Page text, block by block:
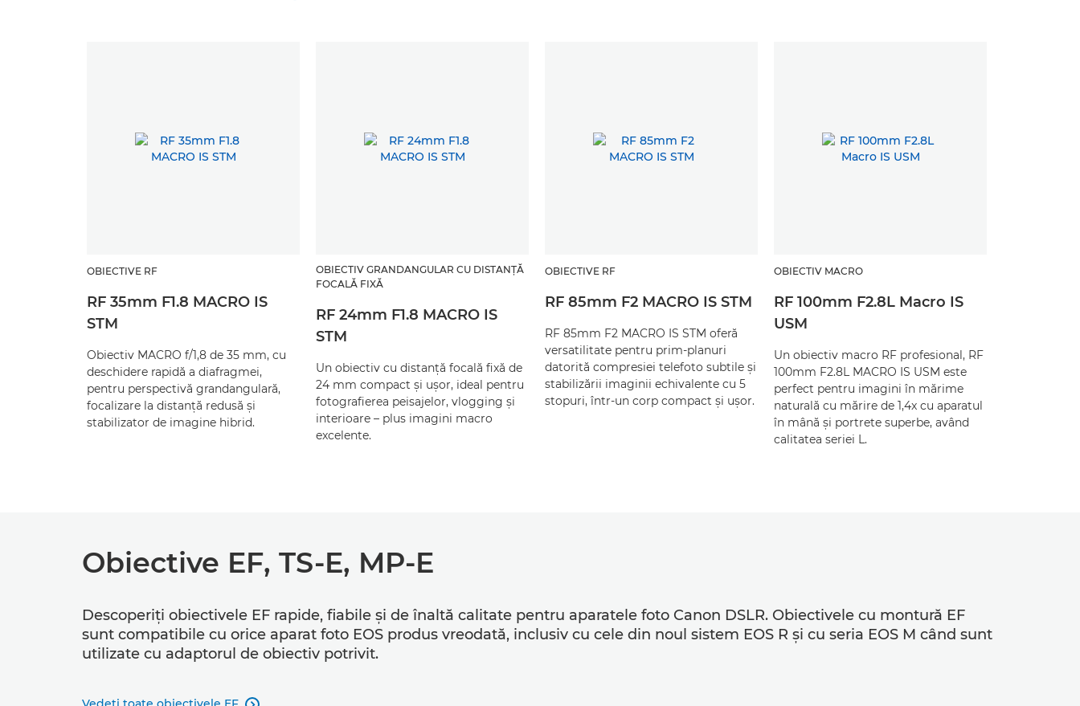
OBIECTIVE RF
RF 35mm F1.8 MACRO IS
STM
Obiectiv MACRO f/1,8 de 35 mm, cu
deschidere rapidă a diafragmei,
pentru perspectivă grandangulară,
focalizare la distanţă redusă şi
stabilizator de imagine hibrid.
OBIECTIV GRANDANGULAR CU DISTANŢĂ
FOCALĂ FIXĂ
RF 24mm F1.8 MACRO IS
STM
Un obiectiv cu distanţă focală fixă de
24 mm compact şi uşor, ideal pentru
fotografierea peisajelor, vlogging şi
interioare – plus imagini macro
excelente.
OBIECTIVE RF
RF 85mm F2 MACRO IS STM
RF 85mm F2 MACRO IS STM oferă
versatilitate pentru prim-planuri
datorită compresiei telefoto subtile şi
stabilizării imaginii echivalente cu 5
stopuri, într-un corp compact şi uşor.
OBIECTIV MACRO
RF 100mm F2.8L Macro IS
USM
Un obiectiv macro RF profesional, RF
100mm F2.8L MACRO IS USM este
perfect pentru imagini în mărime
naturală cu mărire de 1,4x cu aparatul
în mână şi portrete superbe, având
calitatea seriei L.
Obiective EF, TS-E, MP-E
Descoperiţi obiectivele EF rapide, fiabile şi de înaltă calitate pentru aparatele foto Canon DSLR. Obiectivele cu montură EF
sunt compatibile cu orice aparat foto EOS produs vreodată, inclusiv cu cele din noul sistem EOS R şi cu seria EOS M când sunt
utilizate cu adaptorul de obiectiv potrivit.
